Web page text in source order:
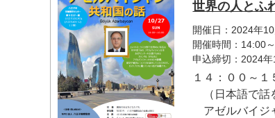
世界の人とふ
開催日：2024年10
開催時間：14:00
申込締切：2024年
１４：００～
（日本語で話
アゼルバイジ
マイメディア検索